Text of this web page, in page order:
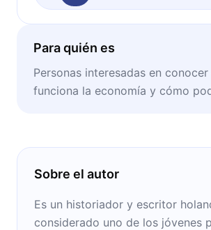
Para quién es
Personas interesadas en
funciona la economía y cómo
Sobre el autor
Es un historiador y escritor
considerado uno de los jóvenes